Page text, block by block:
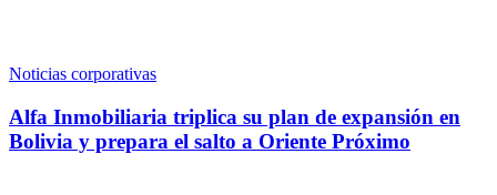
Noticias corporativas
Alfa Inmobiliaria triplica su plan de expansión en
Bolivia y prepara el salto a Oriente Próximo